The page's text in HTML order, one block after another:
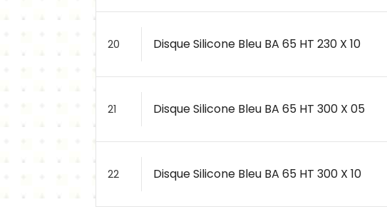
20 Disque Silicone Bleu BA 65 HT 230 X 10
21 Disque Silicone Bleu BA 65 HT 300 X 05
22 Disque Silicone Bleu BA 65 HT 300 X 10